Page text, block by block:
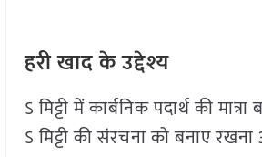
हरी खाद के उद्देश्य
ऽ मिट्टी में कार्बनिक पदार्थ की मात्रा
ऽ मिट्टी की संरचना को बनाए